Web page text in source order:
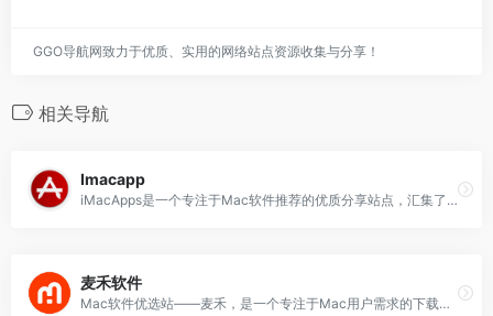
GGO导航网致力于优质、实用的网络站点资源收集与分享！
相关导航
Imacapp
iMacApps是一个专注于Mac软件推荐的优质分享站点，汇集了大量免费的Mac应用程序供用户下载，同时还提供了丰富的Mac使用技巧与知识。
麦禾软件
Mac软件优选站——麦禾，是一个专注于Mac用户需求的下载平台。